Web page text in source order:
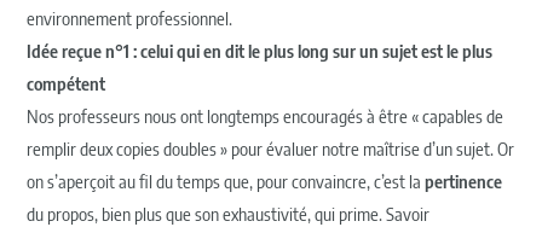
environnement professionnel.
Idée reçue n°1 : celui qui en dit le plus long sur un sujet est le plus
compétent
Nos professeurs nous ont longtemps encouragés à être « capables de
remplir deux copies doubles » pour évaluer notre maîtrise d’un sujet. Or
on s’aperçoit au fil du temps que, pour convaincre, c’est lapertinence
du propos, bien plus que son exhaustivité, qui prime. Savoir